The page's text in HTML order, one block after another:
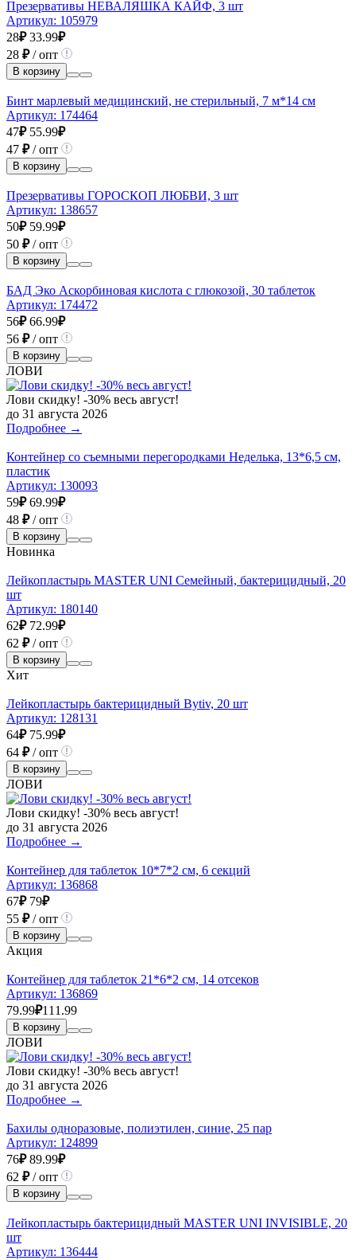
Презервативы НЕВАЛЯШКА КАЙФ, 3 шт
Артикул: 105979
28₽ 33.99₽
28 ₽/ опт
В корзину
Бинт марлевый медицинский, не стерильный, 7 м*14 см
Артикул: 174464
47₽ 55.99₽
47 ₽/ опт
В корзину
Презервативы ГОРОСКОП ЛЮБВИ, 3 шт
Артикул: 138657
50₽ 59.99₽
50 ₽/ опт
В корзину
БАД Эко Аскорбиновая кислота с глюкозой, 30 таблеток
Артикул: 174472
56₽ 66.99₽
56 ₽/ опт
В корзину
ЛОВИ
Лови скидку! -30% весь август!
до 31 августа 2026
Подробнее →
Контейнер со съемными перегородками Неделька, 13*6,5 см,
пластик
Артикул: 130093
59₽ 69.99₽
48 ₽/ опт
В корзину
Новинка
Лейкопластырь MASTER UNI Семейный, бактерицидный, 20
шт
Артикул: 180140
62₽ 72.99₽
62 ₽/ опт
В корзину
Хит
Лейкопластырь бактерицидный Bytiv, 20 шт
Артикул: 128131
64₽ 75.99₽
64 ₽/ опт
В корзину
ЛОВИ
Лови скидку! -30% весь август!
до 31 августа 2026
Подробнее →
Контейнер для таблеток 10*7*2 см, 6 секций
Артикул: 136868
67₽ 79₽
55 ₽/ опт
В корзину
Акция
Контейнер для таблеток 21*6*2 см, 14 отсеков
Артикул: 136869
79.99₽111.99
В корзину
ЛОВИ
Лови скидку! -30% весь август!
до 31 августа 2026
Подробнее →
Бахилы одноразовые, полиэтилен, синие, 25 пар
Артикул: 124899
76₽ 89.99₽
62 ₽/ опт
В корзину
Лейкопластырь бактерицидный MASTER UNI INVISIBLE, 20
шт
Артикул: 136444